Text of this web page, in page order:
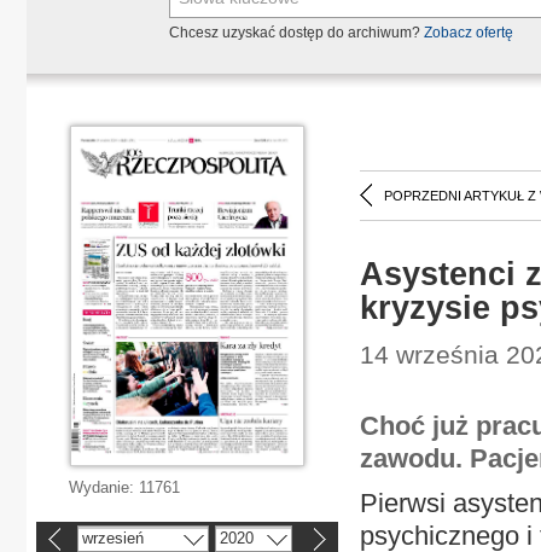
Chcesz uzyskać dostęp do archiwum? Zobacz ofertę
POPRZEDNI ARTYKUŁ Z
Asystenci
kryzysie
14 września
Choć już
zawodu.
Pierwsi
psychicznego i
Wydanie: 11761
wrzesień 2020